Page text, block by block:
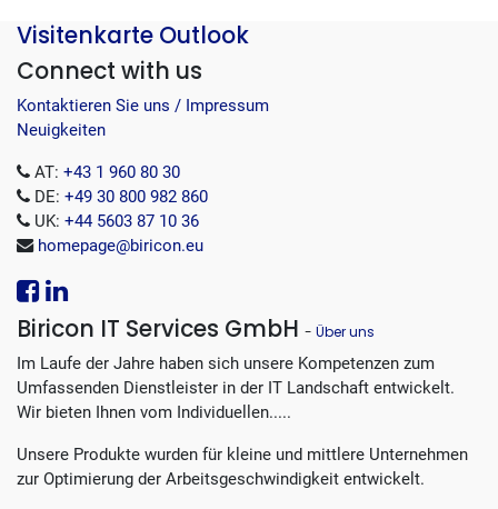
Visitenkarte Outlook
Connect with us
Kontaktieren Sie uns / Impressum
Neuigkeiten
AT: +43 1 960 80 30
DE: +49 30 800 982 860
UK: +44 5603 87 10 36
homepage@biricon.eu
Biricon IT Services GmbH - Über uns
Im Laufe der Jahre haben sich unsere Kompetenzen zum
Umfassenden Dienstleister in der IT Landschaft entwickelt.
Wir bieten Ihnen vom Individuellen.....
Unsere Produkte wurden für kleine und mittlere Unternehmen
zur Optimierung der Arbeitsgeschwindigkeit entwickelt.